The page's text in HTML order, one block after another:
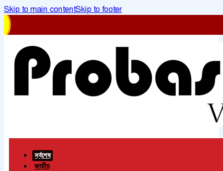
Skip to main contentSkip to footer
সর্বশেষ
জাতীয়